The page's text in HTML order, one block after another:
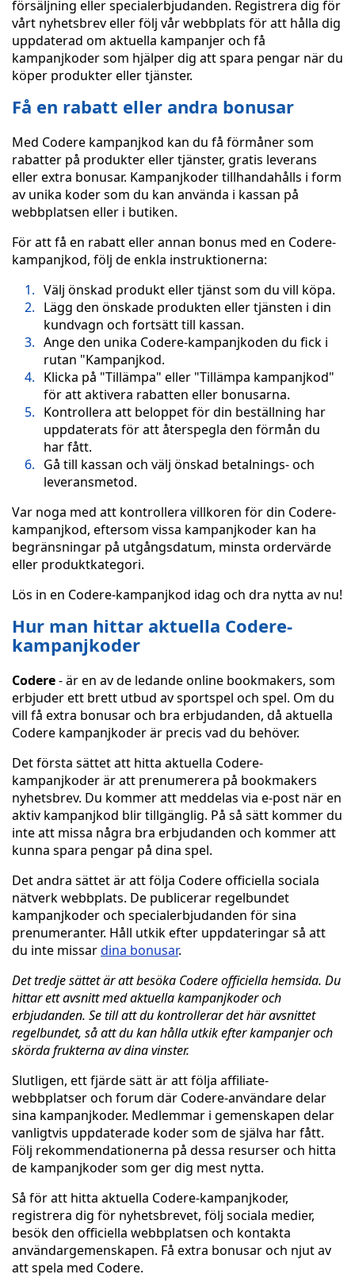
försäljning eller specialerbjudanden. Registrera dig för
vårt nyhetsbrev eller följ vår webbplats för att hålla dig
uppdaterad om aktuella kampanjer och få
kampanjkoder som hjälper dig att spara pengar när du
köper produkter eller tjänster.
Få en rabatt eller andra bonusar
Med Codere kampanjkod kan du få förmåner som
rabatter på produkter eller tjänster, gratis leverans
eller extra bonusar. Kampanjkoder tillhandahålls i form
av unika koder som du kan använda i kassan på
webbplatsen eller i butiken.
För att få en rabatt eller annan bonus med en Codere-
kampanjkod, följ de enkla instruktionerna:
Välj önskad produkt eller tjänst som du vill köpa.
Lägg den önskade produkten eller tjänsten i din
kundvagn och fortsätt till kassan.
Ange den unika Codere-kampanjkoden du fick i
rutan "Kampanjkod.
Klicka på "Tillämpa" eller "Tillämpa kampanjkod"
för att aktivera rabatten eller bonusarna.
Kontrollera att beloppet för din beställning har
uppdaterats för att återspegla den förmån du
har fått.
Gå till kassan och välj önskad betalnings- och
leveransmetod.
Var noga med att kontrollera villkoren för din Codere-
kampanjkod, eftersom vissa kampanjkoder kan ha
begränsningar på utgångsdatum, minsta ordervärde
eller produktkategori.
Lös in en Codere-kampanjkod idag och dra nytta av nu!
Hur man hittar aktuella Codere-
kampanjkoder
Codere- är en av de ledande online bookmakers, som
erbjuder ett brett utbud av sportspel och spel. Om du
vill få extra bonusar och bra erbjudanden, då aktuella
Codere kampanjkoder är precis vad du behöver.
Det första sättet att hitta aktuella Codere-
kampanjkoder är att prenumerera på bookmakers
nyhetsbrev. Du kommer att meddelas via e-post när en
aktiv kampanjkod blir tillgänglig. På så sätt kommer du
inte att missa några bra erbjudanden och kommer att
kunna spara pengar på dina spel.
Det andra sättet är att följa Codere officiella sociala
nätverk webbplats. De publicerar regelbundet
kampanjkoder och specialerbjudanden för sina
prenumeranter. Håll utkik efter uppdateringar så att
du inte missardina bonusar.
Det tredje sättet är att besöka Codere officiella hemsida. Du
hittar ett avsnitt med aktuella kampanjkoder och
erbjudanden. Se till att du kontrollerar det här avsnittet
regelbundet, så att du kan hålla utkik efter kampanjer och
skörda frukterna av dina vinster.
Slutligen, ett fjärde sätt är att följa affiliate-
webbplatser och forum där Codere-användare delar
sina kampanjkoder. Medlemmar i gemenskapen delar
vanligtvis uppdaterade koder som de själva har fått.
Följ rekommendationerna på dessa resurser och hitta
de kampanjkoder som ger dig mest nytta.
Så för att hitta aktuella Codere-kampanjkoder,
registrera dig för nyhetsbrevet, följ sociala medier,
besök den officiella webbplatsen och kontakta
användargemenskapen. Få extra bonusar och njut av
att spela med Codere.